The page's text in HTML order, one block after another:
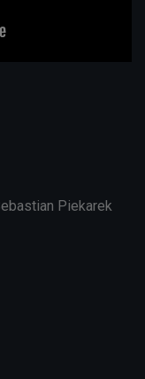
Piekarek